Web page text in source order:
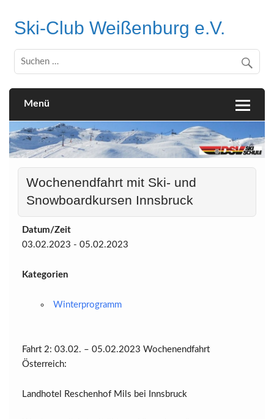
contentSki-Club Weißenburg e.V.
Menü
Wochenendfahrt mit Ski- und
Snowboardkursen Innsbruck
Datum/Zeit
03.02.2023 - 05.02.2023
Kategorien
Winterprogramm
Fahrt 2: 03.02. – 05.02.2023 Wochenendfahrt
Österreich:
Landhotel Reschenhof Mils bei Innsbruck